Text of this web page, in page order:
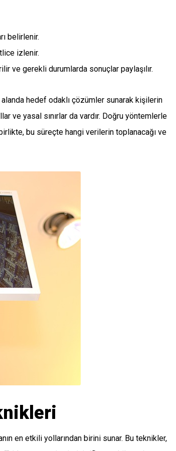
belirlenir.
izlenir.
ve gerekli durumlarda sonuçlar paylaşılır.
hedef odaklı çözümler sunarak kişilerin
ve yasal sınırlar da vardır. Doğru yöntemlerle
bu süreçte hangi verilerin toplanacağı ve
en etkili yollarından birini sunar. Bu teknikler,